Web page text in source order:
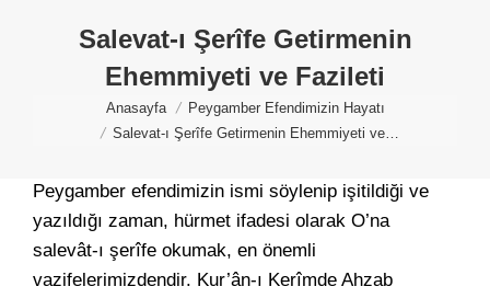
Salevat-ı Şerîfe Getirmenin
Ehemmiyeti ve Fazileti
You are here:
Anasayfa
Peygamber Efendimizin Hayatı
Salevat-ı Şerîfe Getirmenin Ehemmiyeti ve…
Peygamber efendimizin ismi söylenip işitildiği ve
yazıldığı zaman, hürmet ifadesi olarak O’na
salevât-ı şerîfe okumak, en önemli
vazifelerimizdendir. Kur’ân-ı Kerîmde Ahzab